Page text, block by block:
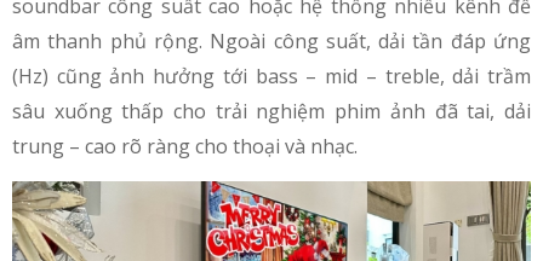
soundbar công suất cao hoặc hệ thống nhiều kênh để
âm thanh phủ rộng. Ngoài công suất, dải tần đáp ứng
(Hz) cũng ảnh hưởng tới bass – mid – treble, dải trầm
sâu xuống thấp cho trải nghiệm phim ảnh đã tai, dải
trung – cao rõ ràng cho thoại và nhạc.